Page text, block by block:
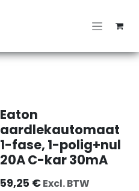
Eaton
aardlekautomaat
1-fase, 1-polig+nul
20A C-kar 30mA
59,25 €Excl. BTW